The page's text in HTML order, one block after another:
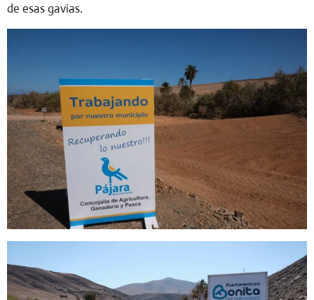
de esas gavias.